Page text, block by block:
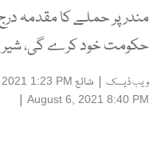
مندر پر حملے کا مقدمہ
حکومت خود کرے گی،
ویب ڈیسک | شائع 1:23 PM
August 6, 2021 8:40 PM
|